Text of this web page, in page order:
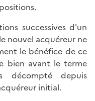
successives d'un
nouvel acquéreur ne
le bénéfice de ce
bien avant le terme
depuis
initial.